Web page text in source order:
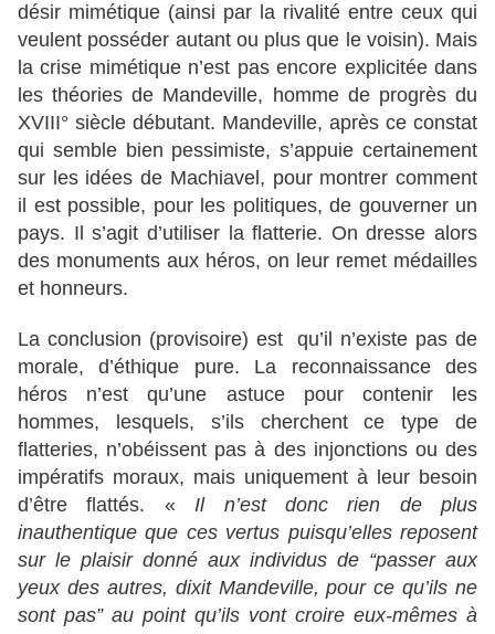
désir mimétique (ainsi par la rivalité entre ceux qui
veulent posséder autant ou plus que le voisin). Mais
la crise mimétique n’est pas encore explicitée dans
les théories de Mandeville, homme de progrès du
XVIII° siècle débutant. Mandeville, après ce constat
qui semble bien pessimiste, s’appuie certainement
sur les idées de Machiavel, pour montrer comment
il est possible, pour les politiques, de gouverner un
pays. Il s’agit d’utiliser la flatterie. On dresse alors
des monuments aux héros, on leur remet médailles
et honneurs.
La conclusion (provisoire) est qu’il n’existe pas de
morale, d’éthique pure. La reconnaissance des
héros n’est qu’une astuce pour contenir les
hommes, lesquels, s’ils cherchent ce type de
flatteries, n’obéissent pas à des injonctions ou des
impératifs moraux, mais uniquement à leur besoin
d’être flattés. «Il n’est donc rien de plus
inauthentique que ces vertus puisqu’elles reposent
sur le plaisir donné aux individus de “passer aux
yeux des autres, dixit Mandeville, pour ce qu’ils ne
sont pas” au point qu’ils vont croire eux-mêmes à